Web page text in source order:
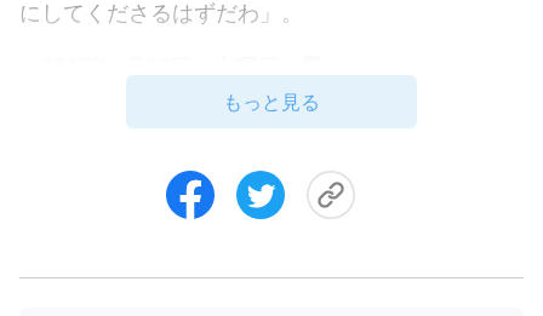
にしてくださるはずだわ」。
最近、私は一日中困惑しています。時に、主が夢
ことすらありました。いいえ、私はただ待っている
わけにはいきませんでした。牧師の意見を聞きに行
もっと見る